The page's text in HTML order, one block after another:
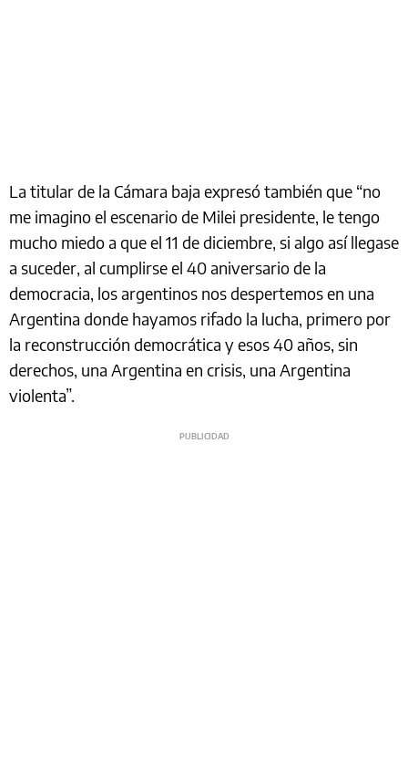
La titular de la Cámara baja expresó también que “no
me imagino el escenario de Milei presidente, le tengo
mucho miedo a que el 11 de diciembre, si algo así llegase
a suceder, al cumplirse el 40 aniversario de la
democracia, los argentinos nos despertemos en una
Argentina donde hayamos rifado la lucha, primero por
la reconstrucción democrática y esos 40 años, sin
derechos, una Argentina en crisis, una Argentina
violenta”.